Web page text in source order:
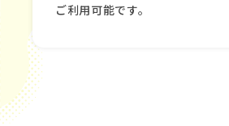
ご利用可能です。